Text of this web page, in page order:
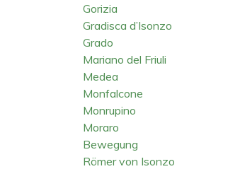
Gorizia
Gradisca d’Isonzo
Grado
Mariano del Friuli
Medea
Monfalcone
Monrupino
Moraro
Bewegung
Römer von Isonzo